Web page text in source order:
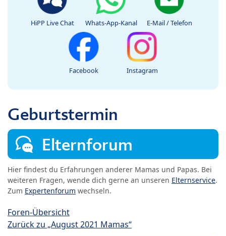
HiPP Live Chat Whats-App-Kanal E-Mail / Telefon
Facebook Instagram
Geburtstermin
Elternforum
Hier findest du Erfahrungen anderer Mamas und Papas. Bei
weiteren Fragen, wende dich gerne an unseren Elternservice.
Zum Expertenforum wechseln.
Foren-Übersicht
Zurück zu „August 2021 Mamas“